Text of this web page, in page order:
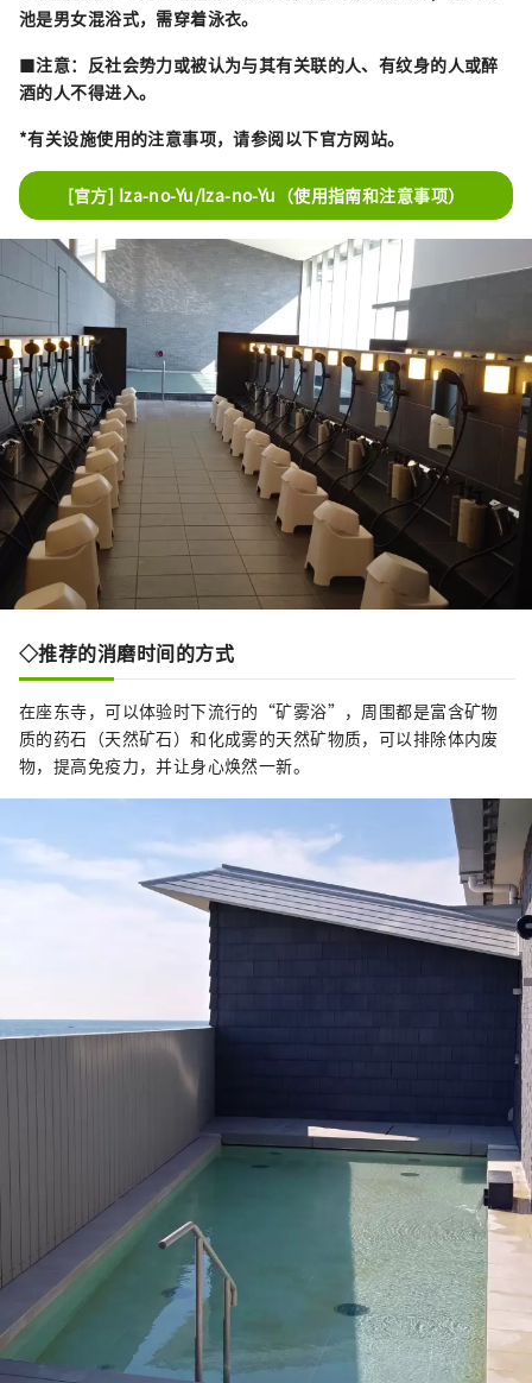
池是男女混浴式，需穿着泳衣。
■注意：反社会势力或被认为与其有关联的人、有纹身的人或醉
酒的人不得进入。
*有关设施使用的注意事项，请参阅以下官方网站。
[官方] Iza-no-Yu/Iza-no-Yu（使用指南和注意事项）
◇推荐的消磨时间的方式
在座东寺，可以体验时下流行的“矿雾浴”，周围都是富含矿物
质的药石（天然矿石）和化成雾的天然矿物质，可以排除体内废
物，提高免疫力，并让身心焕然一新。